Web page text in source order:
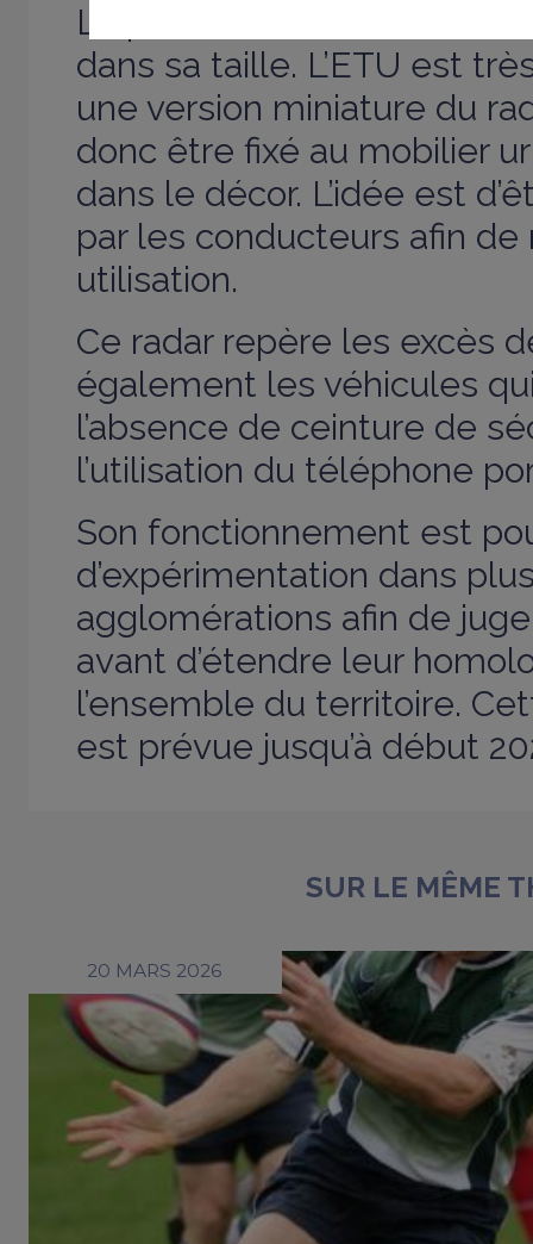
La particularité de ce
dans sa taille. L’ETU est
une version miniature du
donc être fixé au mobilier
dans le décor. L’idée est
par les conducteurs afin de
utilisation.
Ce radar repère les excès
également les véhicules
l’absence de ceinture de
l’utilisation du téléphone
Son fonctionnement est
d’expérimentation dans
agglomérations afin de
avant d’étendre leur
l’ensemble du territoire.
est prévue jusqu’à début
SUR LE MÊME
20 MARS 2026